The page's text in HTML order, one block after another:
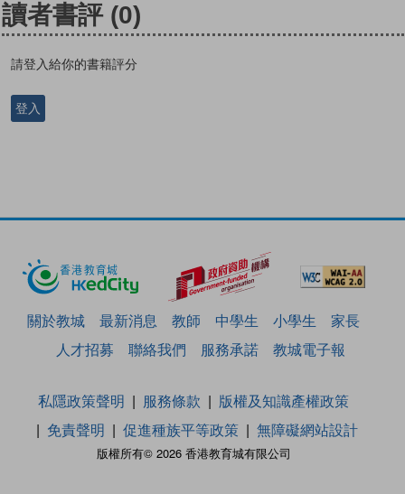
讀者書評 (0)
請登入給你的書籍評分
登入
關於教城 最新消息 教師 中學生 小學生
家長
人才招募
聯絡我們 服務承諾 教城電子報
版權所有© 2026 香港教育城有限公司
私隱政策聲明 服務條款
版權及知識產權政策
免責聲明
促進種族平等政策 無障礙網站設計